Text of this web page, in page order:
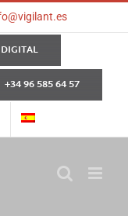
+34 96 585 64 57